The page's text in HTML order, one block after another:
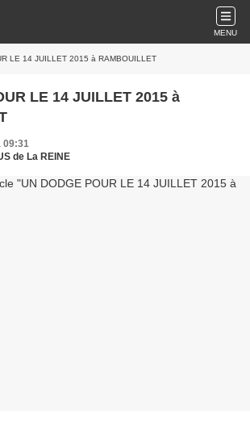
MENU
LE 14 JUILLET 2015 à RAMBOUILLET
LE 14 JUILLET 2015 à
09:31
de La REINE